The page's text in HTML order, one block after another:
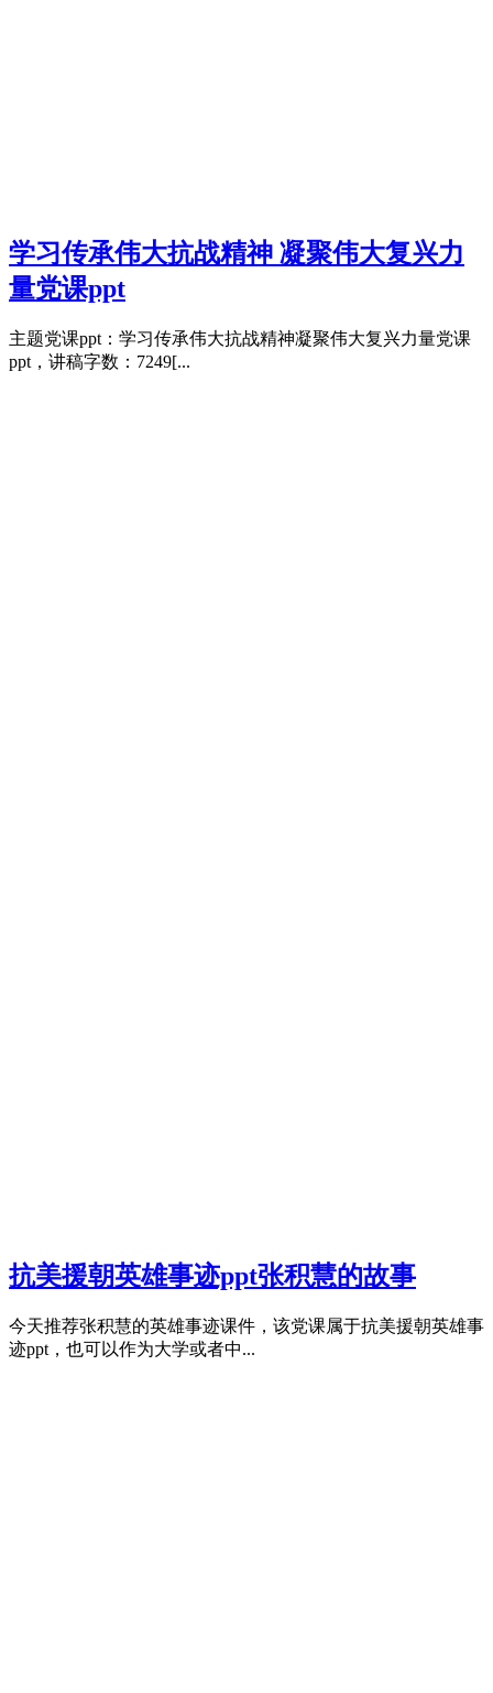
学习传承伟大抗战精神 凝聚伟大复兴力
量党课ppt
主题党课ppt：学习传承伟大抗战精神凝聚伟大复兴力量党课
ppt，讲稿字数：7249[...
抗美援朝英雄事迹ppt张积慧的故事
今天推荐张积慧的英雄事迹课件，该党课属于抗美援朝英雄事
迹ppt，也可以作为大学或者中...